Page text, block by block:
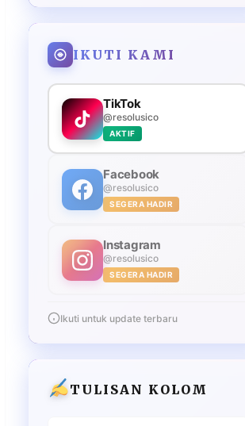
IKUTI KAMI
TikTok
@resolusico
AKTIF
Facebook
@resolusico
SEGERA HADIR
Instagram
@resolusico
SEGERA HADIR
Ikuti untuk update terbaru
TULISAN KOLOM